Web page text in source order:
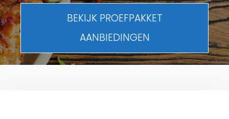
BEKIJK PROEFPAKKET
AANBIEDINGEN